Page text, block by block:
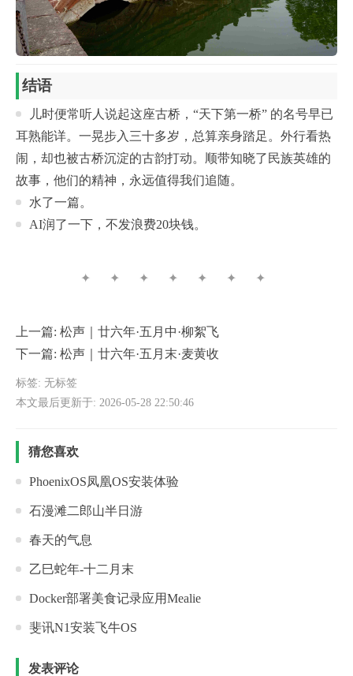
结语
儿时便常听人说起这座古桥，“天下第一桥” 的名号早已
耳熟能详。一晃步入三十多岁，总算亲身踏足。外行看热
闹，却也被古桥沉淀的古韵打动。顺带知晓了民族英雄的
故事，他们的精神，永远值得我们追随。
水了一篇。
AI润了一下，不发浪费20块钱。
✦ ✦ ✦ ✦ ✦ ✦ ✦
上一篇: 松声｜廿六年·五月中·柳絮飞
下一篇: 松声｜廿六年·五月末·麦黄收
标签: 无标签
本文最后更新于: 2026-05-28 22:50:46
猜您喜欢
PhoenixOS凤凰OS安装体验
石漫滩二郎山半日游
春天的气息
乙巳蛇年-十二月末
Docker部署美食记录应用Mealie
斐讯N1安装飞牛OS
发表评论